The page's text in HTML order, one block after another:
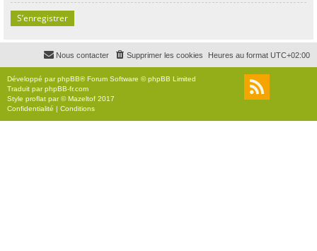
S’enregistrer
Heures au format UTC+02:00
Supprimer les cookies
Nous contacter
Développé parphpBB® Forum Software © phpBB Limited
Traduit parphpBB-fr.com
Style proflat par ©Mazeltof 2017
Confidentialité | Conditions